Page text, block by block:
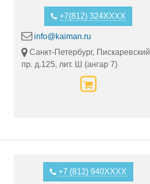
+7(812) 324XXXX
info@kaiman.ru
Санкт-Петербург, Пискаревский
пр. д.125, лит. Ш (ангар 7)
+7 (812) 940XXXX